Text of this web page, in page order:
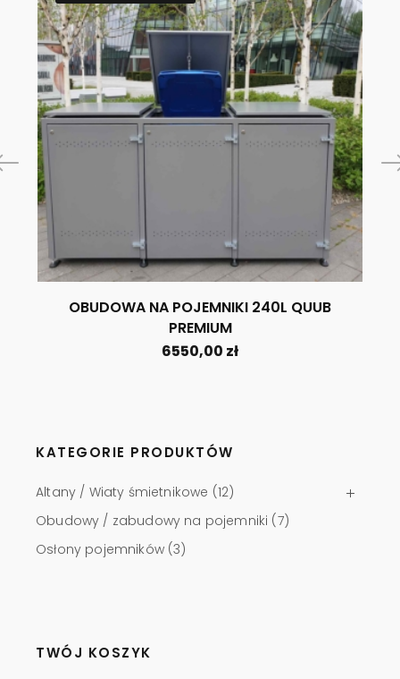
OBUDOWA NA POJEMNIKI 240L QUUB
PREMIUM
6550,00 zł
KATEGORIE PRODUKTÓW
Altany / Wiaty śmietnikowe (12)
Obudowy / zabudowy na pojemniki (7)
Osłony pojemników (3)
TWÓJ KOSZYK